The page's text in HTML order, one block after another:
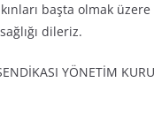
başta olmak
dileriz.
YÖNETİM